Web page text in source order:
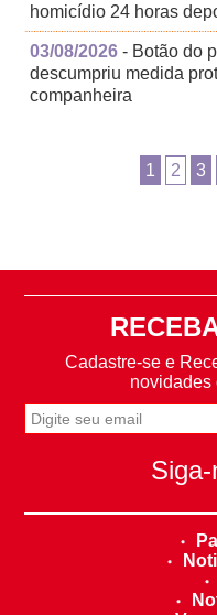
homicídio 24 horas
03/08/2026 - Botão do
descumpriu medida
companheira
1 2 3
Cadastre-se e
novidades